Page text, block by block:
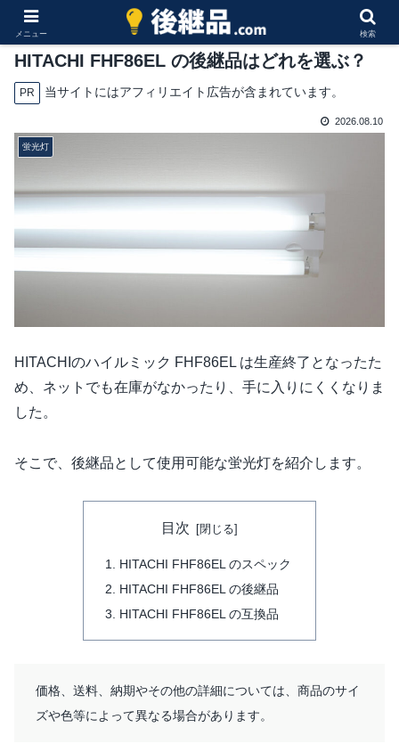
HITACHI FHF86EL の後継品はどれを選ぶ？
PR 当サイトにはアフィリエイト広告が含まれています。
2026.08.10
蛍光灯
HITACHIのハイルミック FHF86EL は生産終了となったた
め、ネットでも在庫がなかったり、手に入りにくくなりま
した。
そこで、後継品として使用可能な蛍光灯を紹介します。
目次
HITACHI FHF86EL のスペック
HITACHI FHF86EL の後継品
HITACHI FHF86EL の互換品
価格、送料、納期やその他の詳細については、商品のサイ
ズや色等によって異なる場合があります。
メニュー 検索